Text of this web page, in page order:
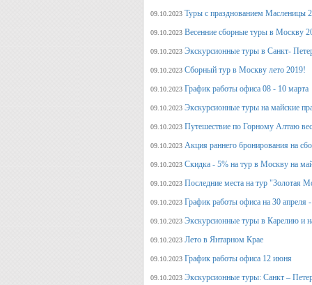
09.10.2023 Туры с празднованием Масленицы
09.10.2023 Весенние сборные туры в Москву
09.10.2023 Экскурсионные туры в Санкт-
09.10.2023 Сборный тур в Москву лето 2019!
09.10.2023 График работы офиса 08 - 10 марта
09.10.2023 Экскурсионные туры на майские
09.10.2023 Путешествие по Горному Алтаю
09.10.2023 Акция раннего бронирования на
09.10.2023 Скидка - 5% на тур в Москву на
09.10.2023 Последние места на тур "Золотая
09.10.2023 График работы офиса на 30 апреля
09.10.2023 Экскурсионные туры в Карелию и
09.10.2023 Лето в Янтарном Крае
09.10.2023 График работы офиса 12 июня
09.10.2023 Экскурсионные туры: Санкт –